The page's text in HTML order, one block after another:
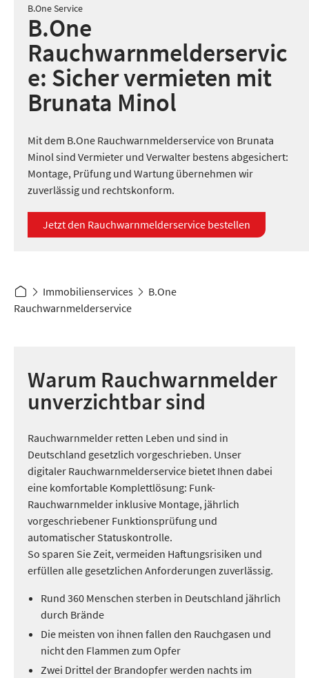
B.One Service
B.One
Rauchwarnmelderservic
e: Sicher vermieten mit
Brunata Minol
Mit dem B.One Rauchwarnmelderservice von Brunata
Minol sind Vermieter und Verwalter bestens abgesichert:
Montage, Prüfung und Wartung übernehmen wir
zuverlässig und rechtskonform.
Jetzt den Rauchwarnmelderservice bestellen
Immobilienservices
B.One
Rauchwarnmelderservice
Warum Rauchwarnmelder
unverzichtbar sind
Rauchwarnmelder retten Leben und sind in
Deutschland gesetzlich vorgeschrieben. Unser
digitaler Rauchwarnmelderservice bietet Ihnen dabei
eine komfortable Komplettlösung: Funk-
Rauchwarnmelder inklusive Montage, jährlich
vorgeschriebener Funktionsprüfung und
automatischer Statuskontrolle.
So sparen Sie Zeit, vermeiden Haftungsrisiken und
erfüllen alle gesetzlichen Anforderungen zuverlässig.
Rund 360 Menschen sterben in Deutschland jährlich
durch Brände
Die meisten von ihnen fallen den Rauchgasen und
nicht den Flammen zum Opfer
Zwei Drittel der Brandopfer werden nachts im